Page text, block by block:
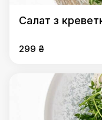
Салат з
299 ₴